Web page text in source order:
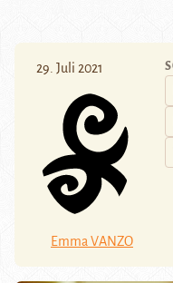
29. Juli 2021
Emma VANZO